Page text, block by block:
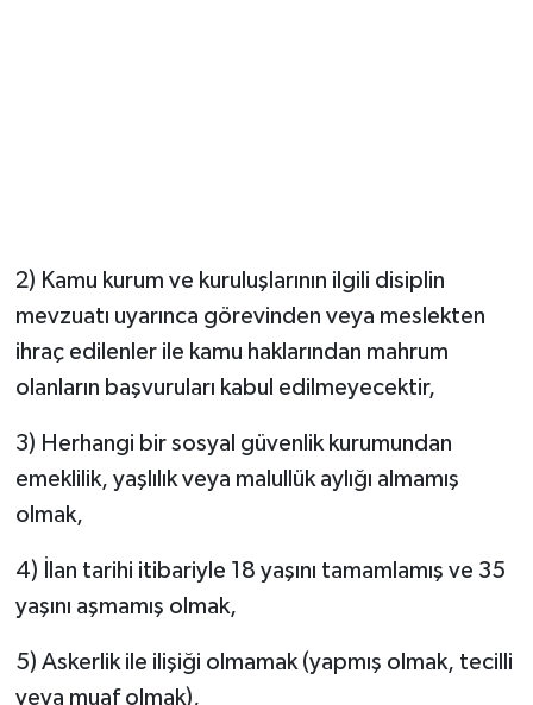
2) Kamu kurum ve kuruluşlarının ilgili disiplin
mevzuatı uyarınca görevinden veya meslekten
ihraç edilenler ile kamu haklarından mahrum
olanların başvuruları kabul edilmeyecektir,
3) Herhangi bir sosyal güvenlik kurumundan
emeklilik, yaşlılık veya malullük aylığı almamış
olmak,
4) İlan tarihi itibariyle 18 yaşını tamamlamış ve 35
yaşını aşmamış olmak,
5) Askerlik ile ilişiği olmamak (yapmış olmak, tecilli
veya muaf olmak),